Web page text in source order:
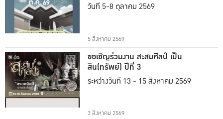
วันที่ 5-8 ตุลาคม 2569
5 สิงหาคม 2569
ขอเชิญร่วมงาน สะสมศิลป์ เป็น
สิน(ทรัพย์) ปีที่ 3
ระหว่างวันที่ 13 - 15 สิงหาคม 2569
3 สิงหาคม 2569